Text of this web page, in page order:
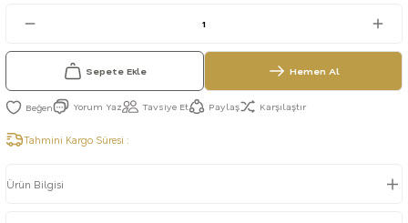
Sepete Ekle Hemen Al
Yorum Yaz Tavsiye Et Paylaş Karşılaştır
Tahmini Kargo Süresi :
Ürün Bilgisi